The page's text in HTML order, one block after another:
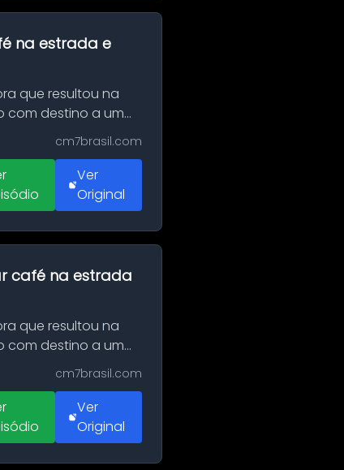
na estrada e
que resultou na
com destino a um
cm7brasil.com
Ver
Original
café na estrada
que resultou na
com destino a um
cm7brasil.com
Ver
Original